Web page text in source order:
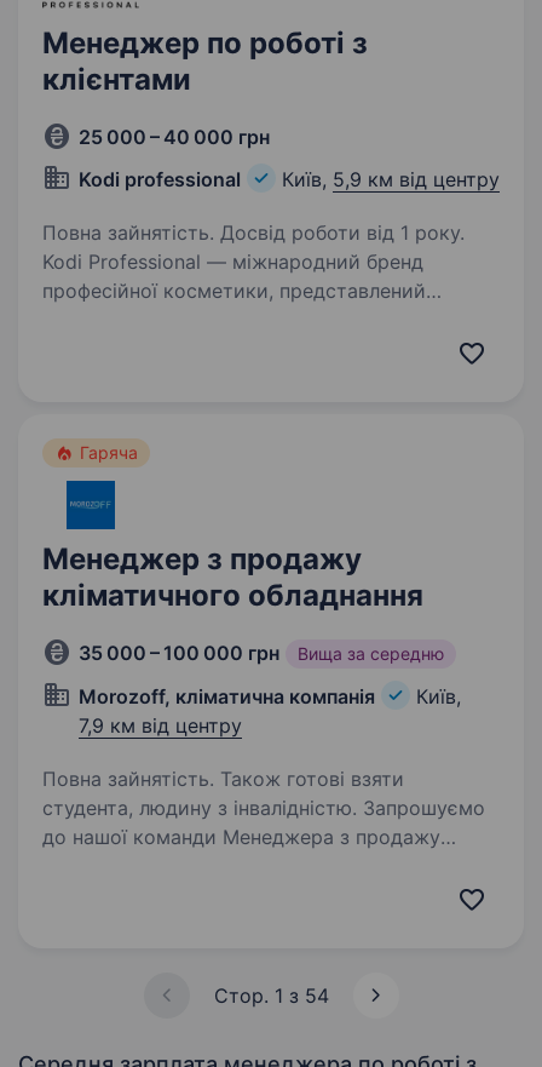
Менеджер по роботі з
клієнтами
25 000 – 40 000 грн
Kodi professional
Київ, 5,9 км від центру
Повна зайнятість. Досвід роботи від 1 року.
Kodi Professional — міжнародний бренд
професійної косметики, представлений
Гаряча
Менеджер з продажу
кліматичного обладнання
35 000 – 100 000 грн Вища за середню
Morozoff, кліматична компанія
Київ,
7,9 км від центру
Повна зайнятість. Також готові взяти
студента, людину з інвалідністю. Запрошуємо
до нашої команди Менеджера з продажу
Стор. 1 з 54